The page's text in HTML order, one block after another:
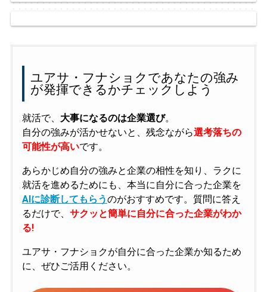
ユアサ・フナショクであなたの強み
が発揮できるかチェックしよう
就活で、 大事になるのは企業選び。
自分の強みが活かせないと、残念ながら選考落ちの
可能性が高いです。
あらかじめ自分の強みと企業の相性を知り、ラクに
就活を進めるためにも、本当に自分に合った企業を
AIに診断してもらうのがおすすめです。質問に答え
るだけで、 サクッと簡単に自分に合った企業がわか
る!
ユアサ・フナショクが自分に合った企業か知るため
に、ぜひご活用ください。